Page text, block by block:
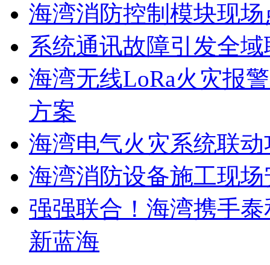
海湾消防控制模块现
系统通讯故障引发全
海湾无线LoRa火灾报
方案
海湾电气火灾系统联
海湾消防设备施工现
强强联合！海湾携手
新蓝海